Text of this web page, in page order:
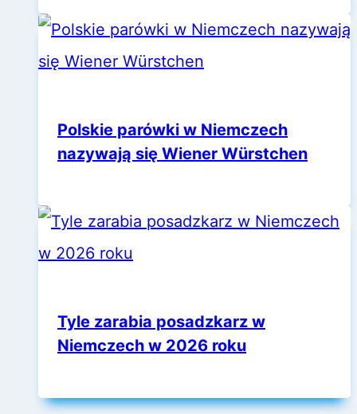
Polskie parówki w Niemczech
nazywają się Wiener Würstchen
Tyle zarabia posadzkarz w
Niemczech w 2026 roku